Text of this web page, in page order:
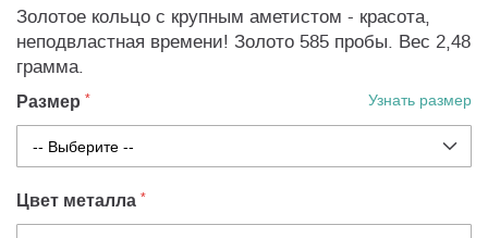
Золотое кольцо с крупным аметистом - красота,
неподвластная времени! Золото 585 пробы. Вес 2,48
грамма.
Размер Узнать размер
Цвет металла